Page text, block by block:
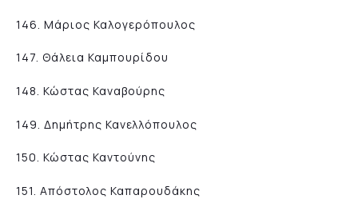
146. Μάριος Καλογερόπουλος
147. Θάλεια Καμπουρίδου
148. Κώστας Καναβούρης
149. Δημήτρης Κανελλόπουλος
150. Κώστας Καντούνης
151. Απόστολος Καπαρουδάκης